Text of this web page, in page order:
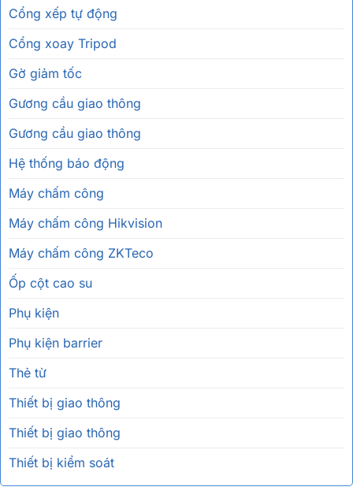
Cổng xếp tự động
Cổng xoay Tripod
Gờ giảm tốc
Gương cầu giao thông
Gương cầu giao thông
Hệ thống báo động
Máy chấm công
Máy chấm công Hikvision
Máy chấm công ZKTeco
Ốp cột cao su
Phụ kiện
Phụ kiện barrier
Thẻ từ
Thiết bị giao thông
Thiết bị giao thông
Thiết bị kiểm soát